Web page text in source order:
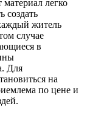
легко
создать
житель
случае
в
Для
на
по цене и